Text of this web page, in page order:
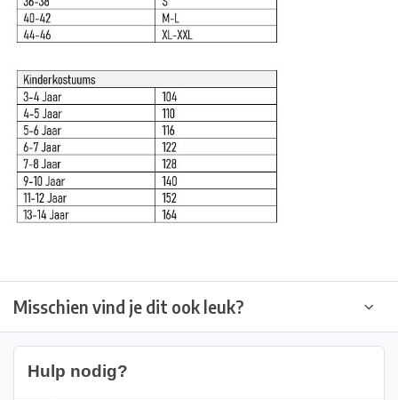
Misschien vind je dit ook leuk?
Hulp nodig?